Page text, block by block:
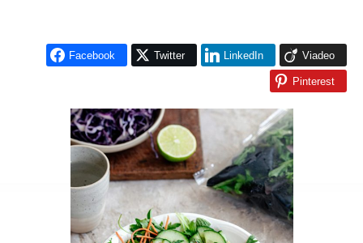
Facebook Twitter LinkedIn Viadeo
Pinterest